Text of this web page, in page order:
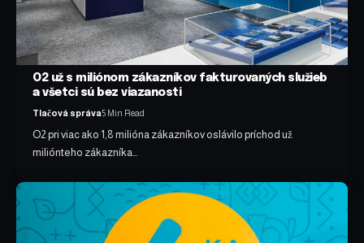
O2 už s miliónom zákazníkov fakturovaných služieb
a všetci sú bez viazanosti
Tlačová správa5 Min Read
O2 pri viac ako 1,8 milióna zákazníkov oslávilo príchod už
miliónteho zákazníka…